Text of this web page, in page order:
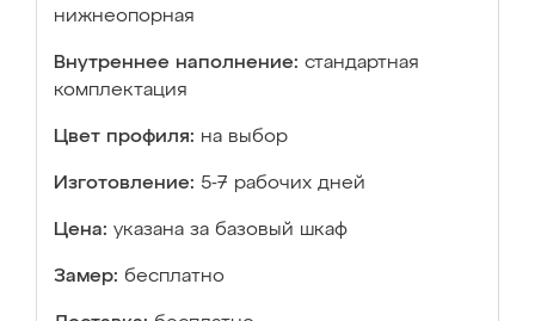
нижнеопорная
Внутреннее наполнение: стандартная
комплектация
Цвет профиля: на выбор
Изготовление: 5-7 рабочих дней
Цена: указана за базовый шкаф
Замер: бесплатно